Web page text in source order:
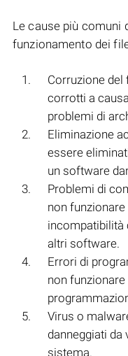
Le cause più comuni
funzionamento dei
Corruzione del
corrotti a
problemi di
Eliminazione
essere
un software
Problemi di
non
incompatibilità
altri software.
Errori di
non
Virus o
danneggiati
sistema.